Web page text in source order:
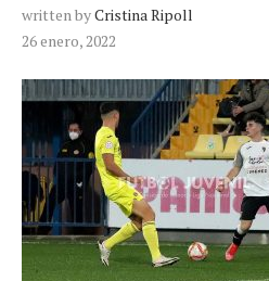
written byCristina Ripoll
26 enero, 2022